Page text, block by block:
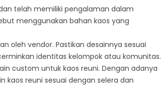
telah memiliki pengalaman dalam
menggunakan bahan kaos yang
oleh vendor. Pastikan desainnya sesuai
identitas kelompok atau komunitas.
custom untuk kaos reuni. Dengan adanya
kaos reuni sesuai dengan selera dan